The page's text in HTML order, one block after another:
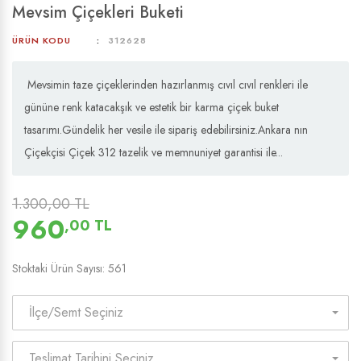
Mevsim Çiçekleri Buketi
ÜRÜN KODU 312628
Mevsimin taze çiçeklerinden hazırlanmış cıvıl cıvıl renkleri ile
gününe renk katacakşık ve estetik bir karma çiçek buket
tasarımı.Gündelik her vesile ile sipariş edebilirsiniz.Ankara nın
Çiçekçisi Çiçek 312 tazelik ve memnuniyet garantisi ile...
1.300,00 TL
960,00 TL
Stoktaki Ürün Sayısı: 561
İlçe/Semt Seçiniz